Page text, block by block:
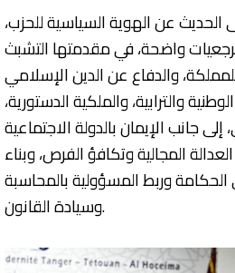
الحديث عن الهوية السياسية للحزب،
واضحة، في مقدمتها التشبث
والدفاع عن الدين الإسلامي
والترابية، والملكية الدستورية،
إلى جانب الإيمان بالدولة الاجتماعية
المجالية وتكافؤ الفرص، وبناء
وربط المسؤولية بالمحاسبة
وسيادة القانون.